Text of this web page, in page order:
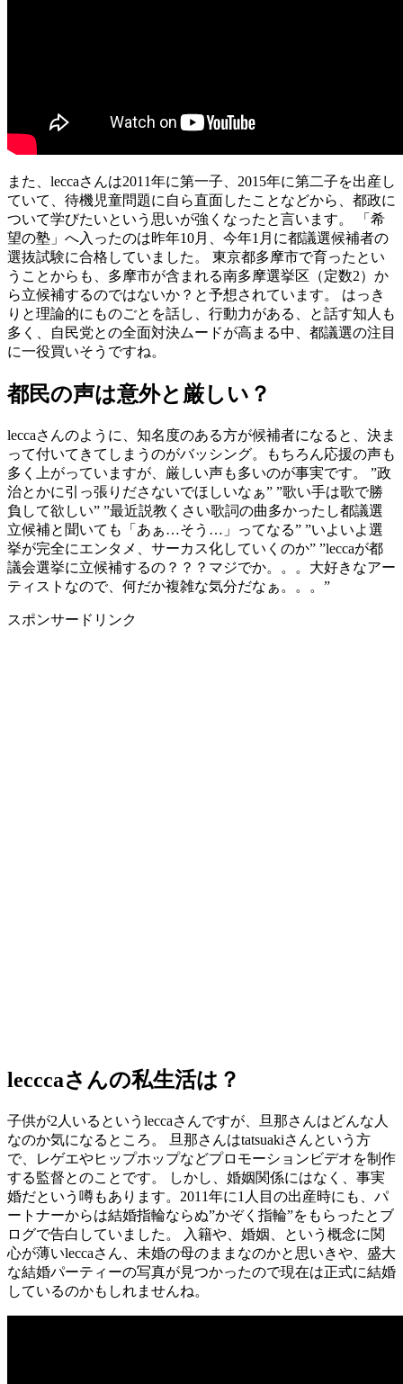
また、leccaさんは2011年に第一子、2015年に第二子を出産し
ていて、待機児童問題に自ら直面したことなどから、都政に
ついて学びたいという思いが強くなったと言います。 「希
望の塾」へ入ったのは昨年10月、今年1月に都議選候補者の
選抜試験に合格していました。 東京都多摩市で育ったとい
うことからも、多摩市が含まれる南多摩選挙区（定数2）か
ら立候補するのではないか？と予想されています。 はっき
りと理論的にものごとを話し、行動力がある、と話す知人も
多く、自民党との全面対決ムードが高まる中、都議選の注目
に一役買いそうですね。
都民の声は意外と厳しい？
leccaさんのように、知名度のある方が候補者になると、決ま
って付いてきてしまうのがバッシング。もちろん応援の声も
多く上がっていますが、厳しい声も多いのが事実です。 ”政
治とかに引っ張りださないでほしいなぁ” ”歌い手は歌で勝
負して欲しい” ”最近説教くさい歌詞の曲多かったし都議選
立候補と聞いても「あぁ…そう…」ってなる” ”いよいよ選
挙が完全にエンタメ、サーカス化していくのか” ”leccaが都
議会選挙に立候補するの？？？マジでか。。。大好きなアー
ティストなので、何だか複雑な気分だなぁ。。。”
スポンサードリンク
lecccaさんの私生活は？
子供が2人いるというleccaさんですが、旦那さんはどんな人
なのか気になるところ。 旦那さんはtatsuakiさんという方
で、レゲエやヒップホップなどプロモーションビデオを制作
する監督とのことです。 しかし、婚姻関係にはなく、事実
婚だという噂もあります。2011年に1人目の出産時にも、パ
ートナーからは結婚指輪ならぬ”かぞく指輪”をもらったとブ
ログで告白していました。 入籍や、婚姻、という概念に関
心が薄いleccaさん、未婚の母のままなのかと思いきや、盛大
な結婚パーティーの写真が見つかったので現在は正式に結婚
しているのかもしれませんね。